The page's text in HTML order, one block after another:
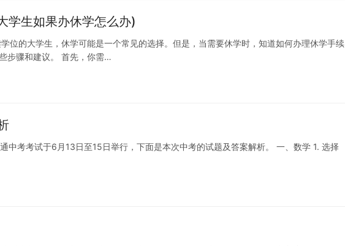
学生如果办休学怎么办)
位的大学生，休学可能是一个常见的选择。但是，当需要休学时，知道如何办理休学手续
步骤和建议。 首先，你需…
中考考试于6月13日至15日举行，下面是本次中考的试题及答案解析。 一、数学 1. 选择